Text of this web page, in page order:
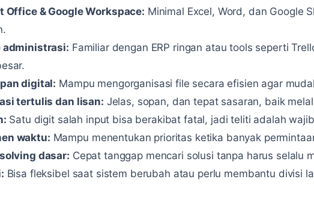
Office & Google Workspace: Minimal Excel, Word, dan Google
administrasi: Familiar dengan ERP ringan atau tools seperti
digital: Mampu mengorganisasi file secara efisien agar
tertulis dan lisan: Jelas, sopan, dan tepat sasaran, baik
Satu digit salah input bisa berakibat fatal, jadi teliti adalah
waktu: Mampu menentukan prioritas ketika banyak
dasar: Cepat tanggap mencari solusi tanpa harus selalu
Bisa fleksibel saat sistem berubah atau perlu membantu divisi